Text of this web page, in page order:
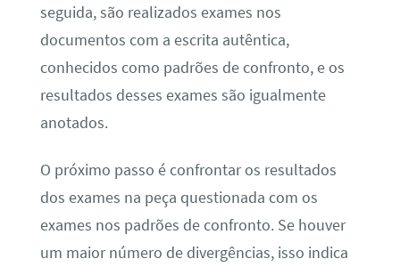
seguida, são realizados exames nos
documentos com a escrita autêntica,
conhecidos como padrões de confronto, e os
resultados desses exames são igualmente
anotados.
O próximo passo é confrontar os resultados
dos exames na peça questionada com os
exames nos padrões de confronto. Se houver
um maior número de divergências, isso indica